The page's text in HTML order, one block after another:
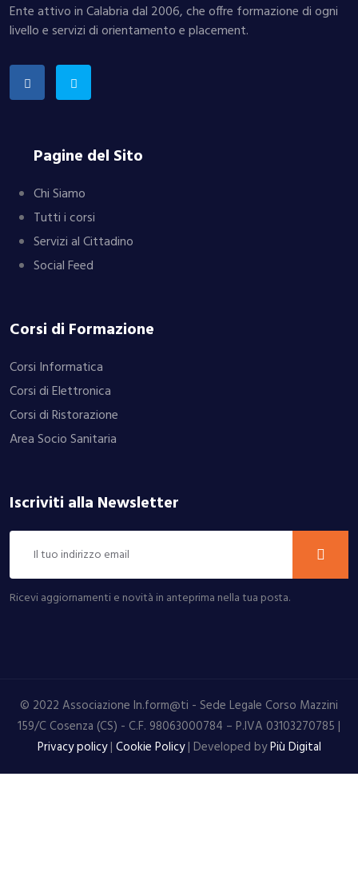
Ente attivo in Calabria dal 2006, che offre formazione di ogni
livello e servizi di orientamento e placement.
Pagine del Sito
Chi Siamo
Tutti i corsi
Servizi al Cittadino
Social Feed
Corsi di Formazione
Corsi Informatica
Corsi di Elettronica
Corsi di Ristorazione
Area Socio Sanitaria
Iscriviti alla Newsletter
Ricevi aggiornamenti e novità in anteprima nella tua posta.
© 2022 Associazione In.form@ti - Sede Legale Corso Mazzini
159/C Cosenza (CS) - C.F. 98063000784 – P.IVA 03103270785 |
Privacy policy| Cookie Policy| Developed byPiù Digital